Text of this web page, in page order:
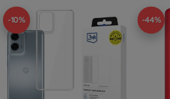
-10% -44%